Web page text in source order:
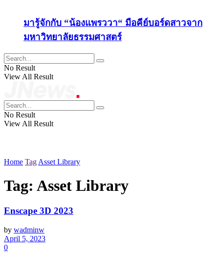
มารู้จักกับ “น้องแพรววา“ มือคีย์บอร์ดสาวจาก
มหาวิทยาลัยธรรมศาสตร์
No Result
View All Result
No Result
View All Result
Home Tag Asset Library
Tag: Asset Library
Enscape 3D 2023
by wadminw
April 5, 2023
0